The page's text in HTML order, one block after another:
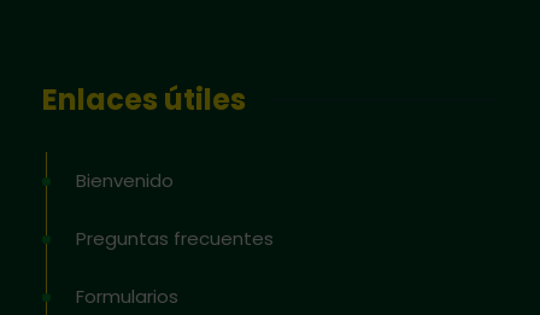
Enlaces útiles
Bienvenido
Preguntas frecuentes
Formularios